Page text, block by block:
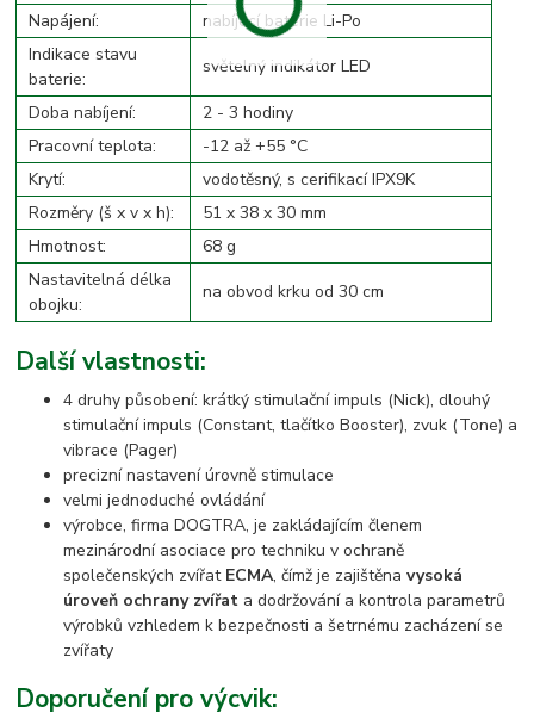
Napájení:
nabíjecí baterie Li-Po
Indikace stavu
baterie:
světelný indikátor LED
Doba nabíjení:
2 - 3 hodiny
Pracovní teplota:
-12 až +55 °C
Krytí:
vodotěsný, s cerifikací IPX9K
Rozměry (š x v x h):
51 x 38 x 30 mm
Hmotnost:
68 g
Nastavitelná délka
obojku:
na obvod krku od 30 cm
Další vlastnosti:
4 druhy působení: krátký stimulační impuls (Nick), dlouhý
stimulační impuls (Constant, tlačítko Booster), zvuk (Tone) a
vibrace (Pager)
precizní nastavení úrovně stimulace
velmi jednoduché ovládání
výrobce, firma DOGTRA, je zakládajícím členem
mezinárodní asociace pro techniku v ochraně
společenských zvířat ECMA, čímž je zajištěnavysoká
úroveň ochrany zvířat a dodržování a kontrola parametrů
výrobků vzhledem k bezpečnosti a šetrnému zacházení se
zvířaty
Doporučení pro výcvik: